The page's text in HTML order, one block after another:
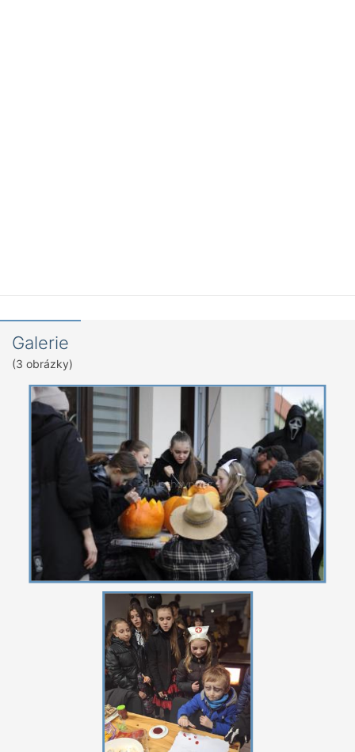
Galerie
(3 obrázky)